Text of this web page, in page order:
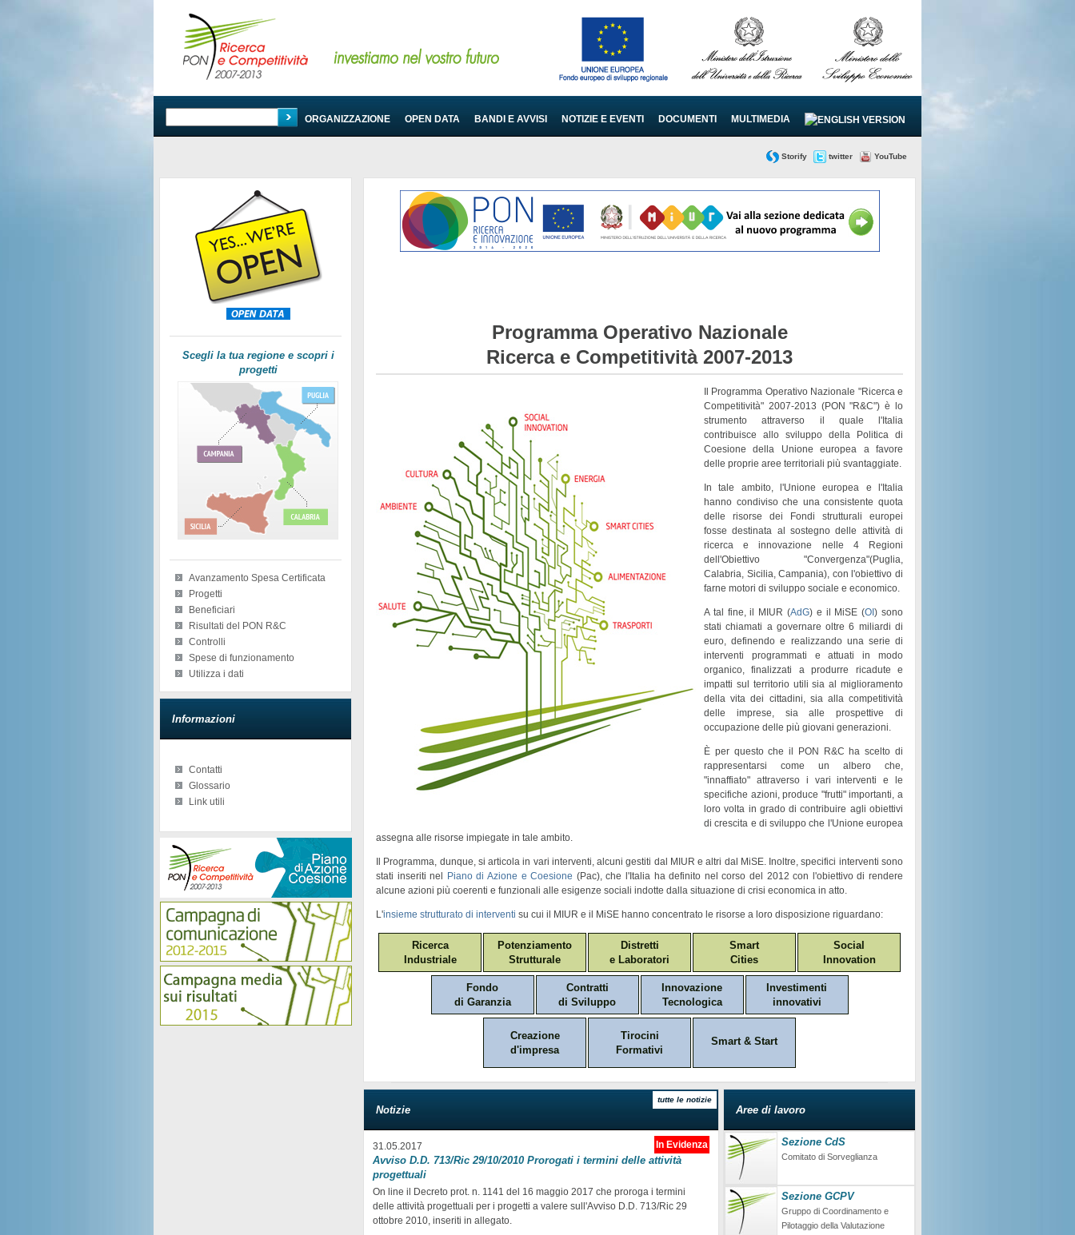
PROGRAMMA ORGANIZZAZIONE OPEN DATA BANDI E AVVISI NOTIZIE E EVENTI DOCUMENTI MULTIMEDIA
Storify twitter YouTube
Scegli la tua regione e scopri i
progetti
Avanzamento Spesa Certificata
Progetti
Beneficiari
Risultati del PON R&C
Controlli
Spese di funzionamento
Utilizza i dati
Informazioni
Contatti
Glossario
Link utili
Programma Operativo Nazionale
Ricerca e Competitività 2007-2013
Il Programma Operativo Nazionale "Ricerca e
Competitività" 2007-2013 (PON "R&C") è lo
strumento attraverso il quale l'Italia
contribuisce allo sviluppo della Politica di
Coesione della Unione europea a favore
delle proprie aree territoriali più svantaggiate.
In tale ambito, l'Unione europea e l'Italia
hanno condiviso che una consistente quota
delle risorse dei Fondi strutturali europei
fosse destinata al sostegno delle attività di
ricerca e innovazione nelle 4 Regioni
dell'Obiettivo "Convergenza"(Puglia,
Calabria, Sicilia, Campania), con l'obiettivo di
farne motori di sviluppo sociale e economico.
A tal fine, il MIUR (AdG) e il MiSE (OI) sono
stati chiamati a governareoltre 6 miliardi di
euro, definendo e realizzando una serie di
interventi programmati e attuati in modo
organico, finalizzati a produrre ricadute e
impatti sul territorio utili sia al miglioramento
della vita dei cittadini, sia alla competitività
delle imprese, sia alle prospettive di
occupazione delle più giovani generazioni.
È per questo che il PON R&C ha scelto di
rappresentarsi come un albero che,
"innaffiato" attraverso i variinterventi e le
specifiche azioni, produce "frutti" importanti, a
loro volta in grado di contribuire agli obiettivi
dicrescita e di sviluppo che l'Unione europea
assegna alle risorse impiegate in tale ambito.
Il Programma, dunque, si articola in vari interventi, alcuni gestiti dal MIUR e altri dal MiSE. Inoltre, specifici interventi sono
stati inseriti nel Piano di Azione e Coesione (Pac), che l'Italia ha definito nel corso del 2012 con l'obiettivo di rendere
alcune azioni più coerenti e funzionali alle esigenze sociali indotte dalla situazione di crisi economica in atto.
L'insieme strutturato di interventi su cui il MIUR e il MiSE hanno concentrato le risorse a loro disposizione riguardano:
Ricerca
Industriale
Potenziamento
Strutturale
Distretti
e Laboratori
Smart
Cities
Social
Innovation
Fondo
di Garanzia
Contratti
di Sviluppo
Innovazione
Tecnologica
Investimenti
innovativi
Creazione
d'impresa
Tirocini
Formativi
Smart & Start
tutte le notizie
Notizie
In Evidenza
31.05.2017
Avviso D.D. 713/Ric 29/10/2010 Prorogati i termini delle attività
progettuali
On line il Decreto prot. n. 1141 del 16 maggio 2017 che proroga i termini
delle attività progettuali per i progetti a valere sull'Avviso D.D. 713/Ric 29
ottobre 2010, inseriti in allegato.
Aree di lavoro
Sezione CdS
Comitato di Sorveglianza
Sezione GCPV
Gruppo di Coordinamento e
Pilotaggio della Valutazione